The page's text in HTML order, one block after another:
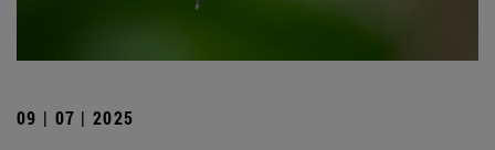
09 | 07 | 2025